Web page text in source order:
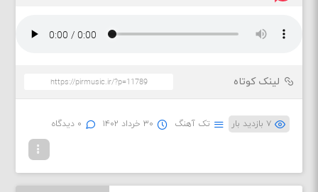
لینک کوتاه
۷ بازدید بار تک آهنگ ۳۰ خرداد ۱۴۰۲ ۰ دیدگاه